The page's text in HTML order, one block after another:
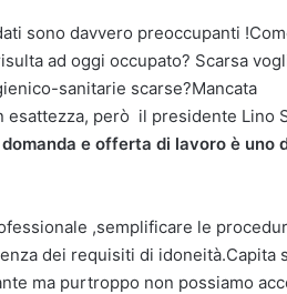
sono davvero preoccupanti
ad oggi occupato? Scarsa
sanitarie scarse?Mancata
esattezza, però il presidente Lino
e offerta di lavoro è uno
,semplificare le
dei requisiti di idoneità.Capita
ma purtroppo non possiamo